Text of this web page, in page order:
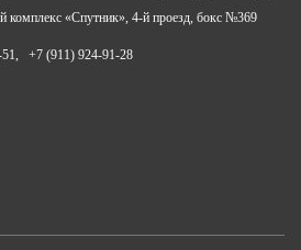
комплекс «Спутник», 4-й проезд, бокс №369
, +7 (911) 924-91-28